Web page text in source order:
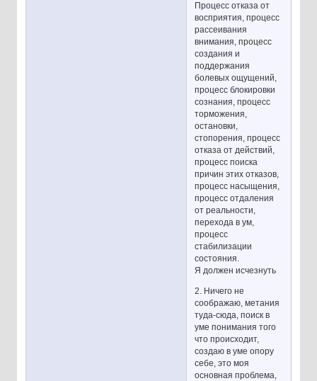
Процесс отказа от
восприятия, процесс
рассеивания
внимания, процесс
создания и
поддержания
болевых ощущений,
процесс блокировки
сознания, процесс
торможения,
остановки,
стопорения, процесс
отказа от действий,
процесс поиска
причин этих отказов,
процесс насыщения,
процесс отдаления
от реальности,
перехода в ум,
процесс
стабилизации
состояния.
Я должен исчезнуть
2. Ничего не
соображаю, метания
туда-сюда, поиск в
уме понимания того
что происходит,
создаю в уме опору
себе, это моя
основная проблема,